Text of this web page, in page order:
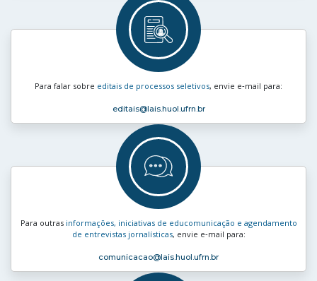
Para falar sobre editais de processos seletivos, envie e‑mail para:
editais@lais.huol.ufrn.br
Para outras informações, iniciativas de educomunicação e agendamento
de entrevistas jornalísticas, envie e‑mail para:
comunicacao@lais.huol.ufrn.br